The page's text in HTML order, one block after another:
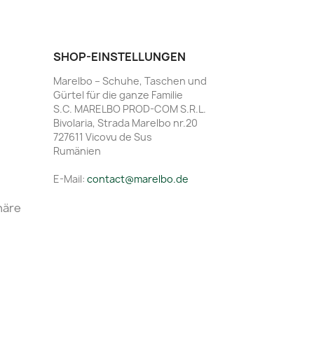
SHOP-EINSTELLUNGEN
Marelbo – Schuhe, Taschen und
Gürtel für die ganze Familie
S.C. MARELBO PROD-COM S.R.L.
Bivolaria, Strada Marelbo nr.20
727611 Vicovu de Sus
Rumänien
E-Mail: contact@marelbo.de